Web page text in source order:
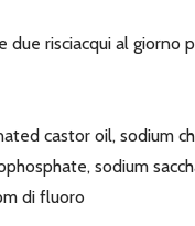
risciacqui al giorno
castor oil, sodium
sodium
di fluoro